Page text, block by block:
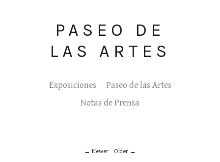
PASEO DE
LAS ARTES
Exposiciones
Paseo de las Artes
Notas de Prensa
Newer Older